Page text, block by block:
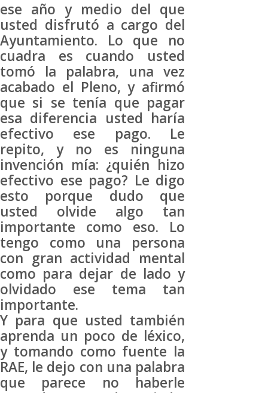
ese año y medio del que
usted disfrutó a cargo del
Ayuntamiento. Lo que no
cuadra es cuando usted
tomó la palabra, una vez
acabado el Pleno, y afirmó
que si se tenía que pagar
esa diferencia usted haría
efectivo ese pago. Le
repito, y no es ninguna
invención mía: ¿quién hizo
efectivo ese pago? Le digo
esto porque dudo que
usted olvide algo tan
importante como eso. Lo
tengo como una persona
con gran actividad mental
como para dejar de lado y
olvidado ese tema tan
importante.
Y para que usted también
aprenda un poco de léxico,
y tomando como fuente la
RAE, le dejo con una palabra
que parece no haberle